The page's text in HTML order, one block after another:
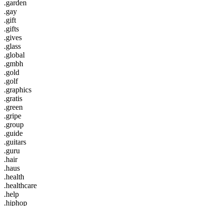
.garden
.gay
.gift
.gifts
.gives
.glass
.global
.gmbh
.gold
.golf
.graphics
.gratis
.green
.gripe
.group
.guide
.guitars
.guru
.hair
.haus
.health
.healthcare
.help
.hiphop